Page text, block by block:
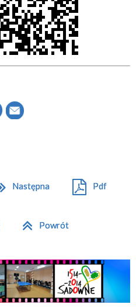
Następna Pdf
Powrót